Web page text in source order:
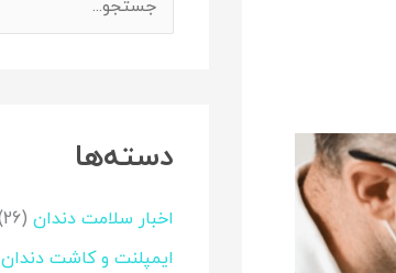
و
ر
ا
دسته‌ها
اخبار سلامت دندان (26)
ایمپلنت و کاشت دندان